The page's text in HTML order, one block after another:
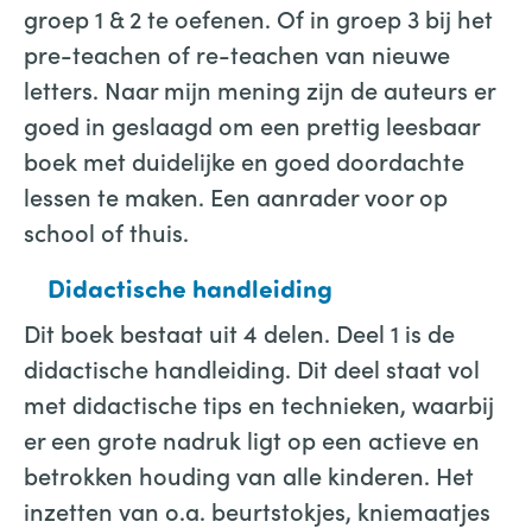
groep 1 & 2 te oefenen. Of in groep 3 bij het
pre-teachen of re-teachen van nieuwe
letters. Naar mijn mening zijn de auteurs er
goed in geslaagd om een prettig leesbaar
boek met duidelijke en goed doordachte
lessen te maken. Een aanrader voor op
school of thuis.
Didactische handleiding
Dit boek bestaat uit 4 delen. Deel 1 is de
didactische handleiding. Dit deel staat vol
met didactische tips en technieken, waarbij
er een grote nadruk ligt op een actieve en
betrokken houding van alle kinderen. Het
inzetten van o.a. beurtstokjes, kniemaatjes